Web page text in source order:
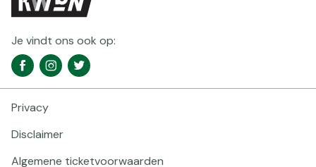
Je vindt ons ook op:
Social
media
navigatie
FacebookInstagramTwitter
Footer
Privacy
Disclaimer
Algemene ticketvoorwaarden